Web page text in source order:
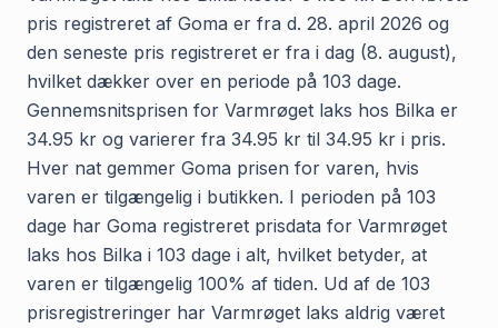
pris registreret af Goma er fra d. 28. april 2026 og
den seneste pris registreret er fra i dag (8. august),
hvilket dækker over en periode på 103 dage.
Gennemsnitsprisen for Varmrøget laks hos Bilka er
34.95 kr og varierer fra 34.95 kr til 34.95 kr i pris.
Hver nat gemmer Goma prisen for varen, hvis
varen er tilgængelig i butikken. I perioden på 103
dage har Goma registreret prisdata for Varmrøget
laks hos Bilka i 103 dage i alt, hvilket betyder, at
varen er tilgængelig 100% af tiden. Ud af de 103
prisregistreringer har Varmrøget laks aldrig været